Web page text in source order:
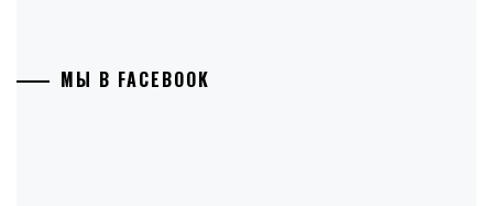
МЫ В FACEBOOK